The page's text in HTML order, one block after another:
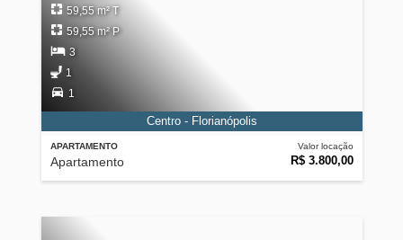
APARTAMENTO
Apartamento
Valor locação
R$ 3.800,00
59,55 m² T
59,55 m² P
3
1
1
Centro - Florianópolis